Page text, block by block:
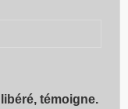
témoigne.